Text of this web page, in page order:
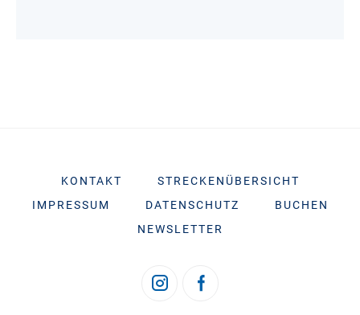
KONTAKT
STRECKENÜBERSICHT
IMPRESSUM
DATENSCHUTZ
BUCHEN
NEWSLETTER